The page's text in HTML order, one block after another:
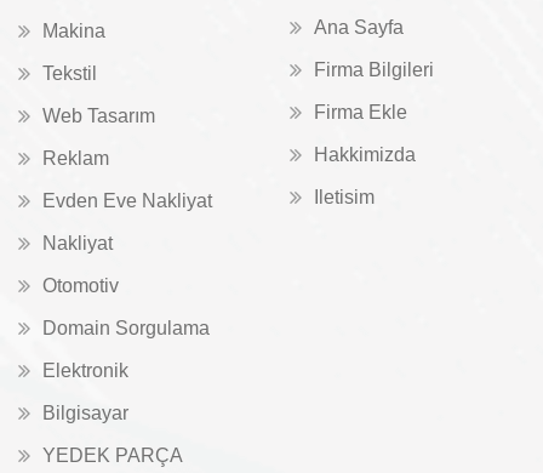
Makina
Tekstil
Web Tasarım
Reklam
Evden Eve Nakliyat
Nakliyat
Otomotiv
Domain Sorgulama
Elektronik
Bilgisayar
YEDEK PARÇA
Ana Sayfa
Firma Bilgileri
Firma Ekle
Hakkimizda
Iletisim